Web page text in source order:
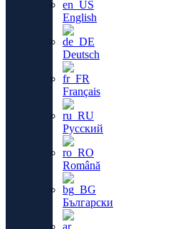
English
Deutsch
Français
Русский
Română
Български